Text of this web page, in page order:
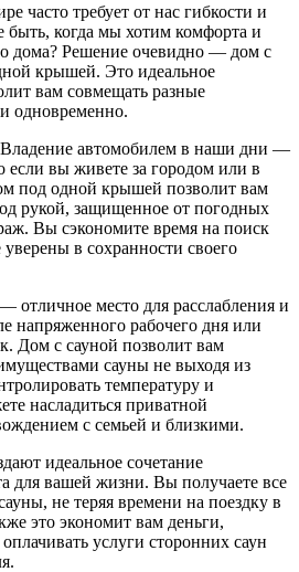
часто требует от нас гибкости и
быть, когда мы хотим комфорта и
дома? Решение очевидно — дом с
крышей. Это идеальное
вам совмещать разные
одновременно.
Владение автомобилем в наши дни —
если вы живете за городом или в
под одной крышей позволит вам
рукой, защищенное от погодных
Вы сэкономите время на поиск
уверены в сохранности своего
отличное место для расслабления и
напряженного рабочего дня или
Дом с сауной позволит вам
сауны не выходя из
температуру и
насладиться приватной
с семьей и близкими.
идеальное сочетание
для вашей жизни. Вы получаете все
не теряя времени на поездку в
это экономит вам деньги,
услуги сторонних саун